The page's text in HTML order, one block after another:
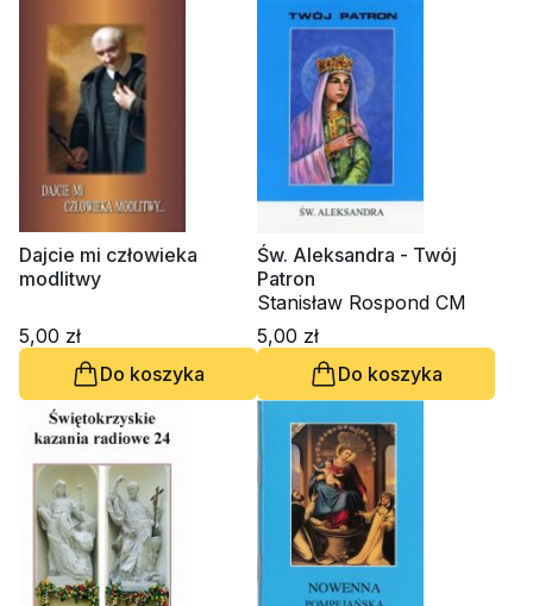
Dajcie mi człowieka
modlitwy
5,00 zł
Do koszyka
Św. Aleksandra - Twój
Patron
Stanisław Rospond CM
5,00 zł
Do koszyka